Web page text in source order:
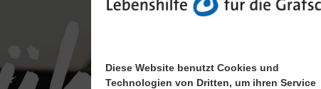
Diese Website benutzt Cookies und
Technologien von Dritten, um ihren Service